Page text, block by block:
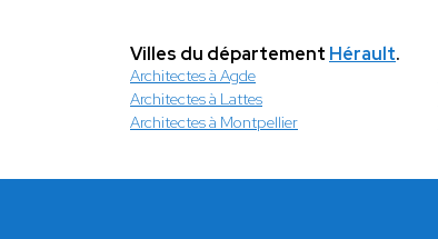
Villes du département Hérault.
Architectes à Agde
Architectes à Lattes
Architectes à Montpellier